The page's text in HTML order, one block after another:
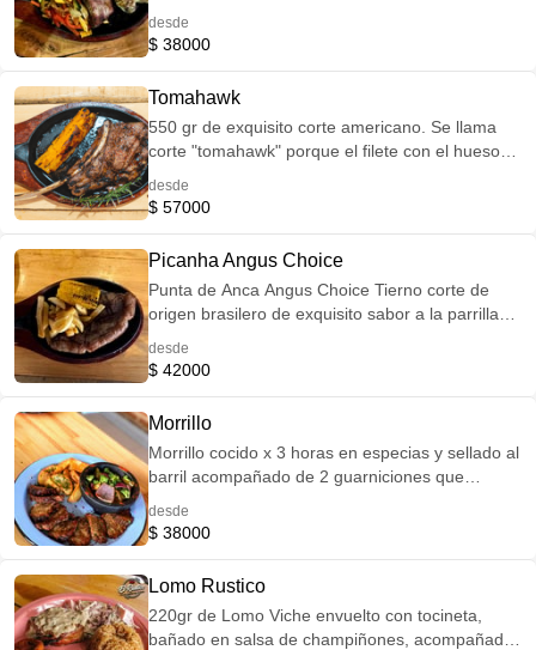
2 guarniciones que puedes elegir entre: Mazorca
desde
$ 38000
Tomahawk
550 gr de exquisito corte americano. Se llama
corte "tomahawk" porque el filete con el hueso
americana de una sola mano.
desde
$ 57000
Picanha Angus Choice
Punta de Anca Angus Choice Tierno corte de
origen brasilero de exquisito sabor a la parrilla
elegir entre: Mazorca Papas rusticas o francesas
Corte Mariposa 3/4
desde
$ 42000
Morrillo
Morrillo cocido x 3 horas en especias y sellado al
barril acompañado de 2 guarniciones que
francesas Vegetales salteados Maduro Yucas
desde
$ 38000
Lomo Rustico
220gr de Lomo Viche envuelto con tocineta,
bañado en salsa de champiñones, acompañado